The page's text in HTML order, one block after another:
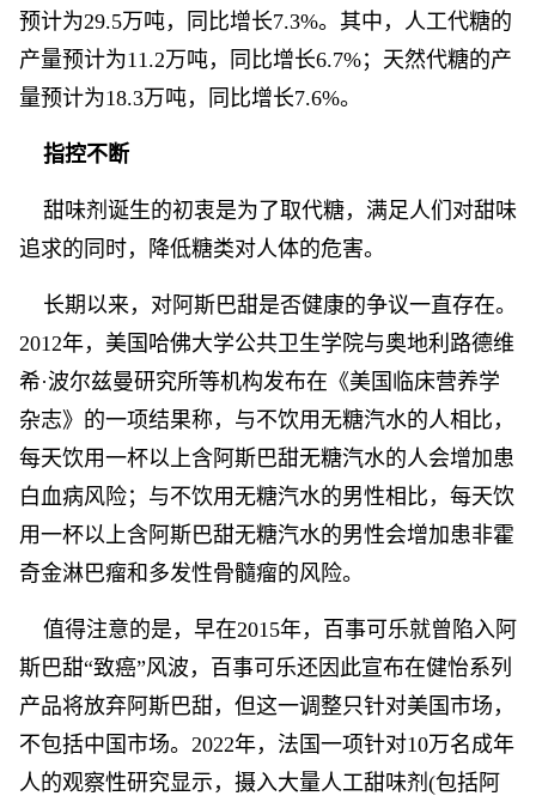
预计为29.5万吨，同比增长7.3%。其中，人工代糖的
产量预计为11.2万吨，同比增长6.7%；天然代糖的产
量预计为18.3万吨，同比增长7.6%。
指控不断
甜味剂诞生的初衷是为了取代糖，满足人们对甜味
追求的同时，降低糖类对人体的危害。
长期以来，对阿斯巴甜是否健康的争议一直存在。
2012年，美国哈佛大学公共卫生学院与奥地利路德维
希·波尔兹曼研究所等机构发布在《美国临床营养学
杂志》的一项结果称，与不饮用无糖汽水的人相比，
每天饮用一杯以上含阿斯巴甜无糖汽水的人会增加患
白血病风险；与不饮用无糖汽水的男性相比，每天饮
用一杯以上含阿斯巴甜无糖汽水的男性会增加患非霍
奇金淋巴瘤和多发性骨髓瘤的风险。
值得注意的是，早在2015年，百事可乐就曾陷入阿
斯巴甜“致癌”风波，百事可乐还因此宣布在健怡系列
产品将放弃阿斯巴甜，但这一调整只针对美国市场，
不包括中国市场。2022年，法国一项针对10万名成年
人的观察性研究显示，摄入大量人工甜味剂(包括阿